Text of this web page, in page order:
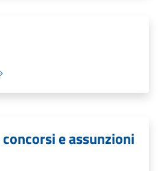
e assunzioni